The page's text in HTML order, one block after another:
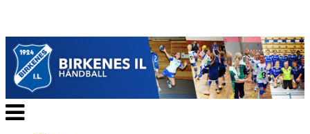
Veksle
navigasjon